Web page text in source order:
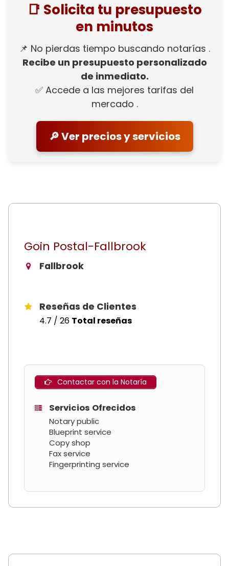
📑 Solicita tu presupuesto
en minutos
📌 No pierdas tiempo buscando notarías .
Recibe un presupuesto personalizado
de inmediato.
✅ Accede a las mejores tarifas del
mercado .
🔎 Ver precios y servicios
Goin Postal-Fallbrook
Fallbrook
Reseñas de Clientes
4.7 / 26 Total reseñas
Contactar con la Notaría
Servicios Ofrecidos
Notary public
Blueprint service
Copy shop
Fax service
Fingerprinting service